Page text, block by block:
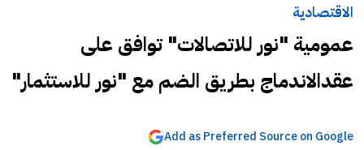
الاقتصادية
عمومية "نور للاتصالات" توافق على
عقدالاندماج بطريق الضم مع "نور للاستثمار"
Add as Preferred Source on Google